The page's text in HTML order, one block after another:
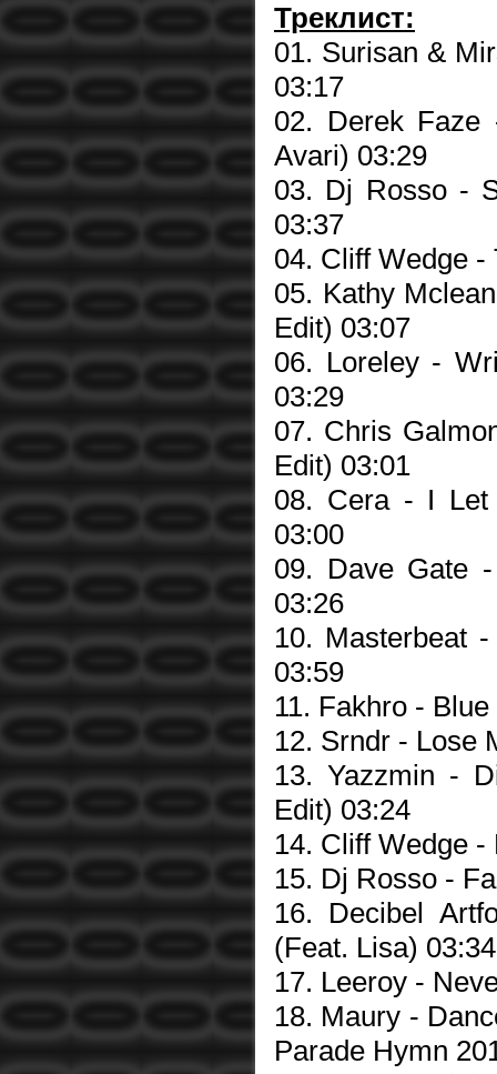
Треклист:
01. Surisan &
03:17
02. Derek Faze
Avari) 03:29
03. Dj Rosso -
03:37
04. Cliff Wedge -
05. Kathy
Edit) 03:07
06. Loreley -
03:29
07. Chris
Edit) 03:01
08. Cera - I Let
03:00
09. Dave Gate
03:26
10. Masterbeat
03:59
11. Fakhro -
12. Srndr - Lose
13. Yazzmin -
Edit) 03:24
14. Cliff Wedge
15. Dj Rosso -
16. Decibel
(Feat. Lisa) 03:34
17. Leeroy -
18. Maury -
Parade Hymn